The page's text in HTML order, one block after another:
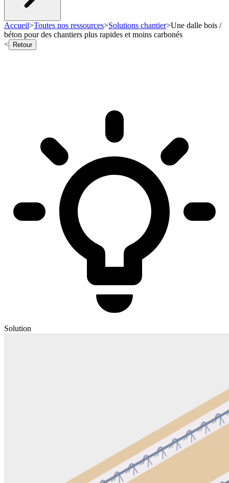
Accueil>Toutes nos ressources>Solutions chantier>Une dalle bois /
béton pour des chantiers plus rapides et moins carbonés
<
Retour
Solution